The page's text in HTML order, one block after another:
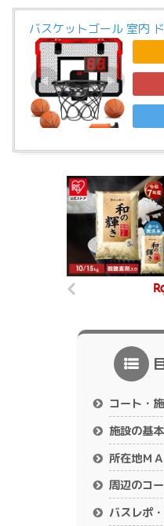
バスケットゴール 室内
コート・
施設の基
所在地Ｍ
周辺のコ
バスレポ